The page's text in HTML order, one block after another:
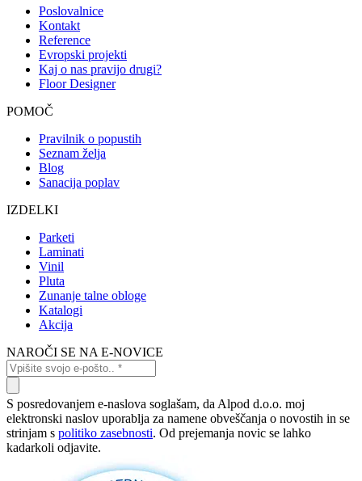
Poslovalnice
Kontakt
Reference
Evropski projekti
Kaj o nas pravijo drugi?
Floor Designer
POMOČ
Pravilnik o popustih
Seznam želja
Blog
Sanacija poplav
IZDELKI
Parketi
Laminati
Vinil
Pluta
Zunanje talne obloge
Katalogi
Akcija
NAROČI SE NA E-NOVICE
S posredovanjem e-naslova soglašam, da Alpod d.o.o. moj
elektronski naslov uporablja za namene obveščanja o novostih in se
strinjam s politiko zasebnosti. Od prejemanja novic se lahko
kadarkoli odjavite.